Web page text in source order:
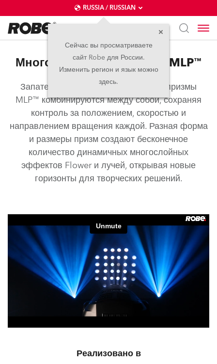
RUSSIA / RUSSIAN
Сейчас вы просматриваете
сайт Robe для России.
Изменить регион и язык можно
здесь.
Многоуровневые призмы MLP™
Запатентованные многоуровневые призмы
MLP™ комбинируются между собой, сохраняя
контроль за положением, скоростью и
направлением вращения каждой. Разная форма
и размеры призм создают бесконечное
количество динамичных многослойных
эффектов Flower и лучей, открывая новые
горизонты для творческих решений.
Реализовано в